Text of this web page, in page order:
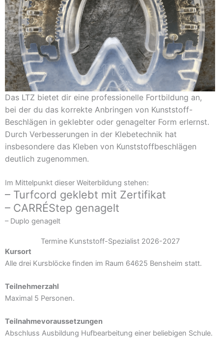
Das LTZ bietet dir eine professionelle Fortbildung an,
bei der du das korrekte Anbringen von Kunststoff-
Beschlägen in geklebter oder genagelter Form erlernst.
Durch Verbesserungen in der Klebetechnik hat
insbesondere das Kleben von Kunststoffbeschlägen
deutlich zugenommen.
Im Mittelpunkt dieser Weiterbildung stehen:
– Turfcord geklebt mit Zertifikat
– CARRÉStep genagelt
– Duplo genagelt
Termine Kunststoff-Spezialist 2026-2027
Kursort
Alle drei Kursblöcke finden im Raum 64625 Bensheim statt.
Teilnehmerzahl
Maximal 5 Personen.
Teilnahmevoraussetzungen
Abschluss Ausbildung Hufbearbeitung einer beliebigen Schule.